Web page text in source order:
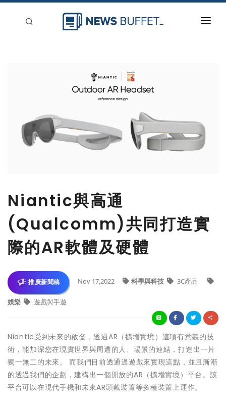
Niantic與高通
(Qualcomm)共同打造實
際的AR軟體及硬體
推廣新聞稿 Nov 17,2022 科學與科技 3C產品
娛樂 遊戲與手遊
Niantic受到未來的啟發，透過AR（擴增實境）這項有意義的技
術，能加深您在現實世界與周遭的人、場景的連結，打造出一片
獨一無二的未來。 而我們目前透通過遊戲來實現這點，並且漸漸
的透過我們的企劃，建構出一個開放的AR（擴增實境）平台。該
平台可以在現代手機和未來AR頭戴裝置等多種裝置上運作。